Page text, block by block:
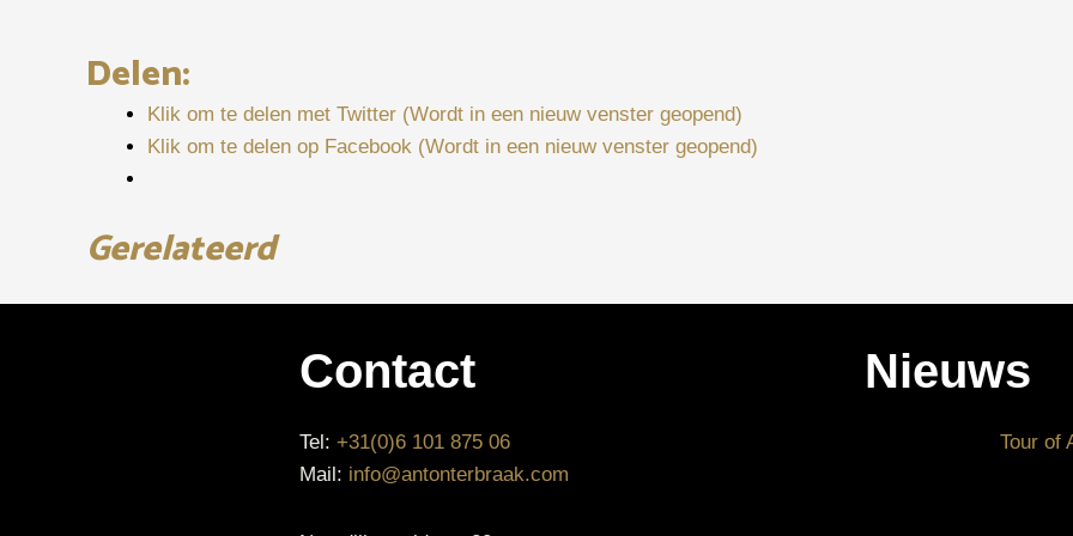
Delen:
Klik om te delen met Twitter (Wordt in een nieuw venster geopend)
Klik om te delen op Facebook (Wordt in een nieuw venster geopend)
Gerelateerd
Contact
Tel: +31(0)6 101 875 06
Mail: info@antonterbraak.com
Nieuws
Tour of